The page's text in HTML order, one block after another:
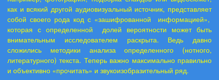
как и всякий другой аудиовизуальный источник, представляет
собой своего рода код с «зашифрованной
информацией»,
которая с определенной
долей вероятности может быть
внимательным исследователем раскрыта. Ведь давно
сложились методики анализа определенного (нотного,
литературного) текста. Теперь важно максимально правильно
и объективно «прочитать» и звукоизобразительный ряд.